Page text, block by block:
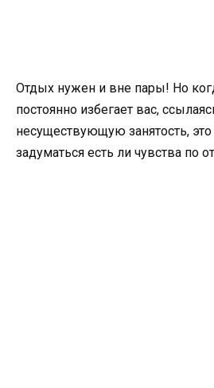
Отдых нужен и вне пары! Но
постоянно избегает вас,
несуществующую занятость,
задуматься есть ли чувства по